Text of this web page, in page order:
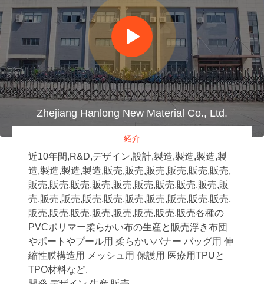
Zhejiang Hanlong New Material Co., Ltd.
紹介
近10年間,R&D,デザイン,設計,製造,製造,製造,製
造,製造,製造,製造,販売,販売,販売,販売,販売,販売,
販売,販売,販売,販売,販売,販売,販売,販売,販売,販
売,販売,販売,販売,販売,販売,販売,販売,販売,販売,
販売,販売,販売,販売,販売,販売,販売,販売各種の
PVCポリマー柔らかい布の生産と販売浮き布団
やボートやプール用 柔らかいバナー バッグ用 伸
縮性膜構造用 メッシュ用 保護用 医療用TPUと
TPO材料など.